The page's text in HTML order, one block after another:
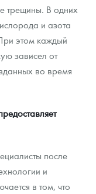
трещины. В одних
и азота
этом каждый
зависел от
во время
после
и
в том, что